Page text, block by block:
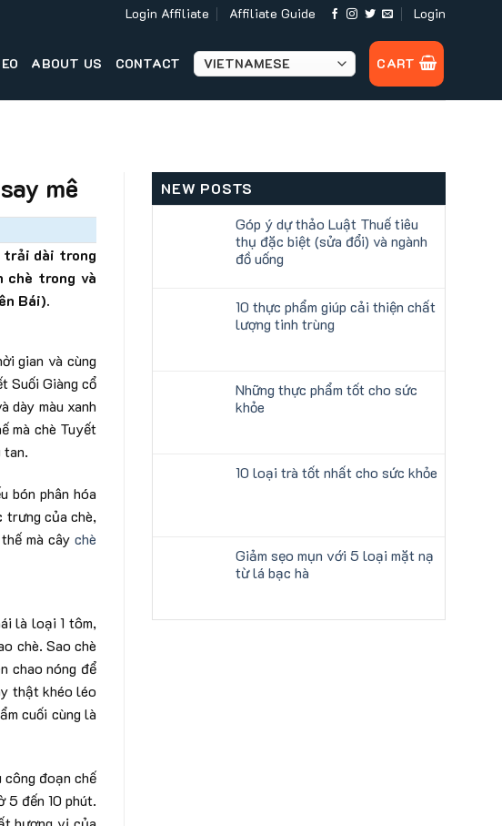
Login Affiliate Affiliate Guide Login
ABOUT US CONTACT CART
mê
trải dài trong
chè trong và
Bái).
gian và cùng
Suối Giàng cổ
dày màu xanh
mà chè Tuyết
tan.
bón phân hóa
trưng của chè,
mà cây chè
là loại 1 tôm,
chè. Sao chè
chao nóng để
thật khéo léo
cuối cùng là
công đoạn chế
5 đến 10 phút.
NEW POSTS
Góp ý dự thảo Luật Thuế tiêu
thụ đặc biệt (sửa đổi) và ngành
đồ uống
10 thực phẩm giúp cải thiện chất
lượng tinh trùng
Những thực phẩm tốt cho sức
khỏe
10 loại trà tốt nhất cho sức khỏe
Giảm sẹo mụn với 5 loại mặt nạ
từ lá bạc hà